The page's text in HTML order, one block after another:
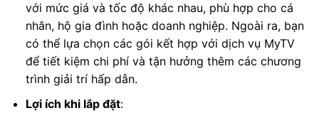
với mức giá và tốc độ khác nhau, phù hợp cho cá
nhân, hộ gia đình hoặc doanh nghiệp. Ngoài ra, bạn
có thể lựa chọn các gói kết hợp với dịch vụ MyTV
để tiết kiệm chi phí và tận hưởng thêm các chương
trình giải trí hấp dẫn.
Lợi ích khi lắp đặt: